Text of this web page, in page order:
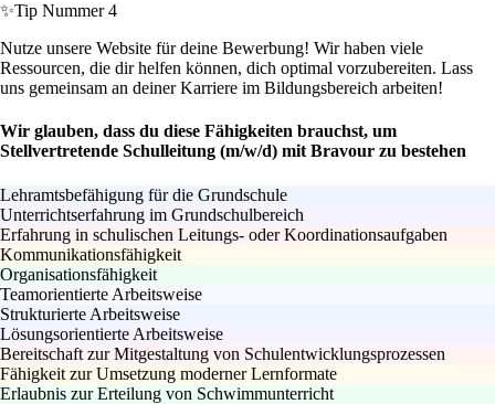
✨Tip Nummer 4
Nutze unsere Website für deine Bewerbung! Wir haben viele
Ressourcen, die dir helfen können, dich optimal vorzubereiten. Lass
uns gemeinsam an deiner Karriere im Bildungsbereich arbeiten!
Wir glauben, dass du diese Fähigkeiten brauchst, um
Stellvertretende Schulleitung (m/w/d) mit Bravour zu bestehen
Lehramtsbefähigung für die Grundschule
Unterrichtserfahrung im Grundschulbereich
Erfahrung in schulischen Leitungs- oder Koordinationsaufgaben
Kommunikationsfähigkeit
Organisationsfähigkeit
Teamorientierte Arbeitsweise
Strukturierte Arbeitsweise
Lösungsorientierte Arbeitsweise
Bereitschaft zur Mitgestaltung von Schulentwicklungsprozessen
Fähigkeit zur Umsetzung moderner Lernformate
Erlaubnis zur Erteilung von Schwimmunterricht